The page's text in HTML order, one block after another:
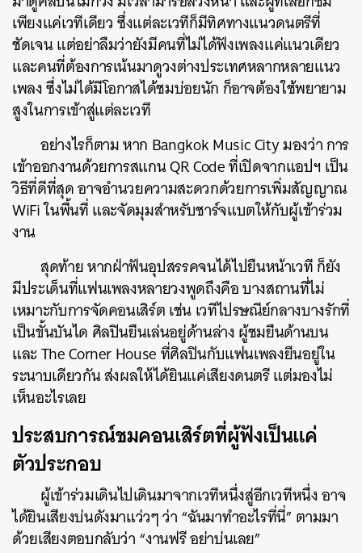
เพียงแค่เวทีเดียว ซึ่งแต่ละเวทีก็มีทิศทางแนวดนตรีที่
ชัดเจน แต่อย่าลืมว่ายังมีคนที่ไม่ได้ฟังเพลงแค่แนวเดียว
และคนที่ต้องการเน้นมาดูวงต่างประเทศหลากหลายแนว
เพลง ซึ่งไม่ได้มีโอกาสได้ชมบ่อยนัก ก็อาจต้องใช้พยายาม
สูงในการเข้าสู่แต่ละเวที
อย่างไรก็ตาม หาก Bangkok Music City มองว่า การ
เข้าออกงานด้วยการสแกน QR Code ที่เปิดจากแอปฯ เป็น
วิธีที่ดีที่สุด อาจอำนวยความสะดวกด้วยการเพิ่มสัญญาณ
WiFi ในพื้นที่ และจัดมุมสำหรับชาร์จแบตให้กับผู้เข้าร่วม
งาน
สุดท้าย หากฝ่าฟันอุปสรรคจนได้ไปยืนหน้าเวที ก็ยัง
มีประเด็นที่แฟนเพลงหลายวงพูดถึงคือ บางสถานที่ไม่
เหมาะกับการจัดคอนเสิร์ต เช่น เวทีไปรษณีย์กลางบางรักที่
เป็นขั้นบันได ศิลปินยืนเล่นอยู่ด้านล่าง ผู้ชมยืนด้านบน
และ The Corner House ที่ศิลปินกับแฟนเพลงยืนอยู่ใน
ระนาบเดียวกัน ส่งผลให้ได้ยินแค่เสียงดนตรี แต่มองไม่
เห็นอะไรเลย
ประสบการณ์ชมคอนเสิร์ตที่ผู้ฟังเป็นแค่
ตัวประกอบ
ผู้เข้าร่วมเดินไปเดินมาจากเวทีหนึ่งสู่อีกเวทีหนึ่ง อาจ
ได้ยินเสียงบ่นดังมาแว่วๆ ว่า “ฉันมาทำอะไรที่นี่” ตามมา
ด้วยเสียงตอบกลับว่า “งานฟรี อย่าบ่นเลย”